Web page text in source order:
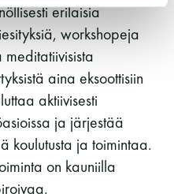
erilaisia
workshopeja
meditatiivisista
aina eksoottisiin
aktiivisesti
ja järjestää
koulutusta ja toimintaa.
on kauniilla